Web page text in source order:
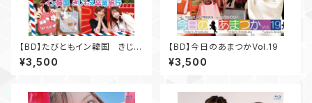
【BD】たびともイン韓国 きじも
え卒業旅行
¥3,500
【BD】今日のあまつかVol.19
¥3,500